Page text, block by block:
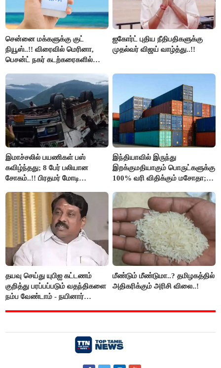
சென்னை மக்களுக்கு குட்
நியூஸ்..!! விரைவில் மெரினா,
பெசன்ட் நகர் கடற்கரைகளில்
ஐகோர்ட் புதிய நீதிபதிகளுக்கு
முதல்வர் விஜய் வாழ்த்து..!!
இமாச்சலில் பயணிகள் பஸ்
கவிழ்ந்தது; 8 பேர் பலியான
சோகம்..!! பிரதமர் மோடி
இந்தியாவில் இருந்து
இறக்குமதியாகும் பொருட்களுக்கு
100% வரி விதிக்கும் மசோதா;
தயவு செய்து யுபிஐ கட்டணம்
குறித்து பரப்பப்படும் வதந்திகளை
நம்ப வேண்டாம் - நயினார்
மீண்டும் மீண்டுமா..? தமிழகத்தில்
அதிகரிக்கும் அரிசி விலை..!